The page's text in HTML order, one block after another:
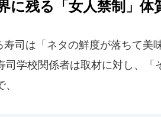
に残る「女人禁制」体
司は「ネタの鮮度が落ちて美
司学校関係者は取材に対し、「